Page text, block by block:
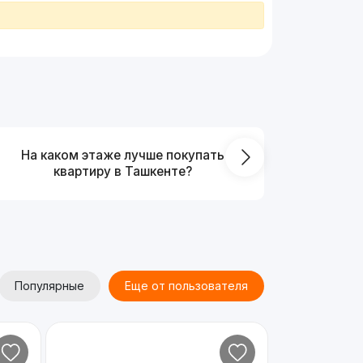
На каком этаже лучше покупать
квартиру в Ташкенте?
Популярные Еще от пользователя